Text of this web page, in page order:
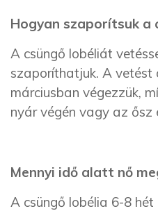
Hogyan szaporítsuk a
A csüngő lobéliát
szaporíthatjuk. A
márciusban végezzük,
nyár végén vagy az ősz
Mennyi idő alatt nő
A csüngő lobélia 6-8